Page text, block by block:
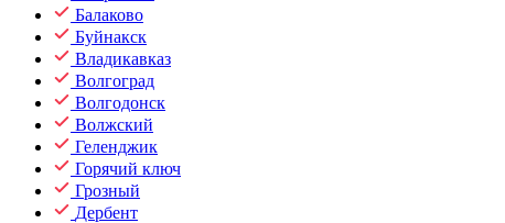
Балаково
Буйнакск
Владикавказ
Волгоград
Волгодонск
Волжский
Геленджик
Горячий ключ
Грозный
Дербент